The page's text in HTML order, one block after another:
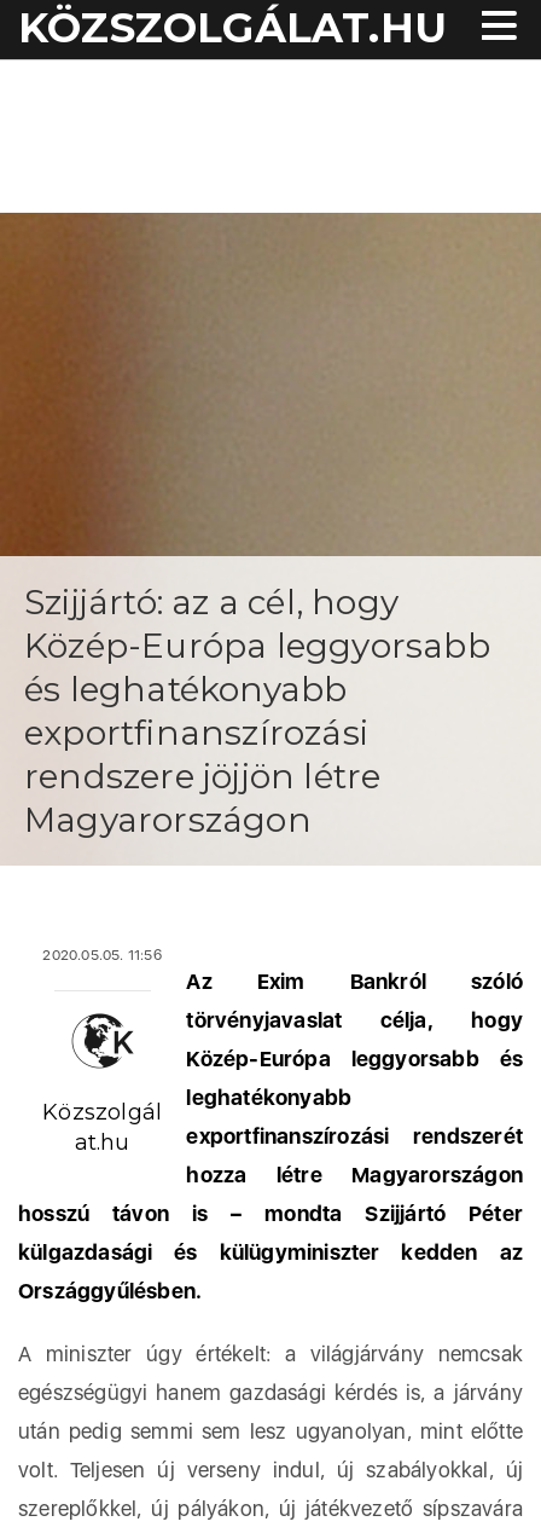
KÖZSZOLGÁLAT.HU
Szijjártó: az a cél, hogy
Közép-Európa leggyorsabb
és leghatékonyabb
exportfinanszírozási
rendszere jöjjön létre
Magyarországon
2020.05.05. 11:56
Közszolgál
at.hu
Az Exim Bankról szóló
törvényjavaslat célja, hogy
Közép-Európa leggyorsabb és
leghatékonyabb
exportfinanszírozási rendszerét
hozza létre Magyarországon
hosszú távon is – mondta Szijjártó Péter
külgazdasági és külügyminiszter kedden az
Országgyűlésben.
A miniszter úgy értékelt: a világjárvány nemcsak
egészségügyi hanem gazdasági kérdés is, a járvány
után pedig semmi sem lesz ugyanolyan, mint előtte
volt. Teljesen új verseny indul, új szabályokkal, új
szereplőkkel, új pályákon, új játékvezető sípszavára